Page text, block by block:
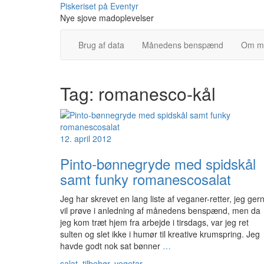
Piskeriset på Eventyr
Nye sjove madoplevelser
Brug af data Månedens benspænd Om
Tag: romanesco-kål
12. april 2012
Pinto-bønnegryde med spidskål
samt funky romanescosalat
Jeg har skrevet en lang liste af veganer-retter, jeg
vil prøve i anledning af månedens benspænd, men da
jeg kom træt hjem fra arbejde i tirsdags, var jeg ret
sulten og slet ikke i humør til kreative krumspring. Jeg
havde godt nok sat bønner …